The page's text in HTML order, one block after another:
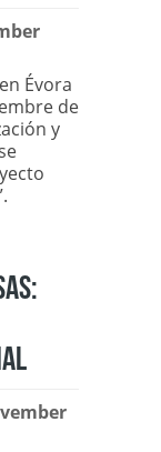
Évora
de
y